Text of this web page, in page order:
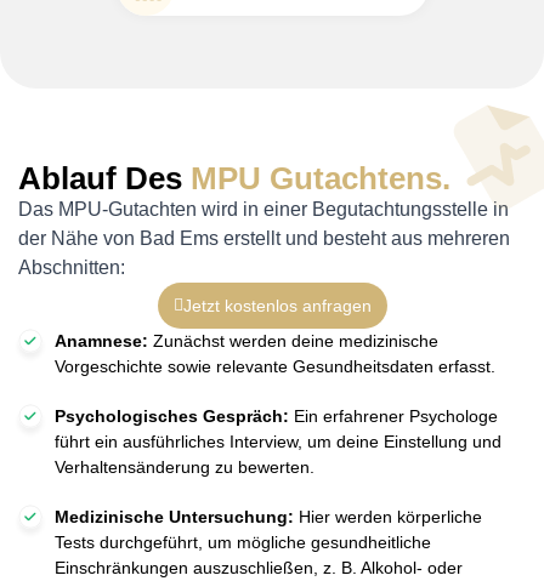
Ablauf Des MPU Gutachtens.
Das MPU-Gutachten wird in einer Begutachtungsstelle in
der Nähe von Bad Ems erstellt und besteht aus mehreren
Abschnitten:
Jetzt kostenlos anfragen
Anamnese: Zunächst werden deine medizinische
Vorgeschichte sowie relevante Gesundheitsdaten erfasst.
Psychologisches Gespräch: Ein erfahrener Psychologe
führt ein ausführliches Interview, um deine Einstellung und
Verhaltensänderung zu bewerten.
Medizinische Untersuchung: Hier werden körperliche
Tests durchgeführt, um mögliche gesundheitliche
Einschränkungen auszuschließen, z. B. Alkohol- oder